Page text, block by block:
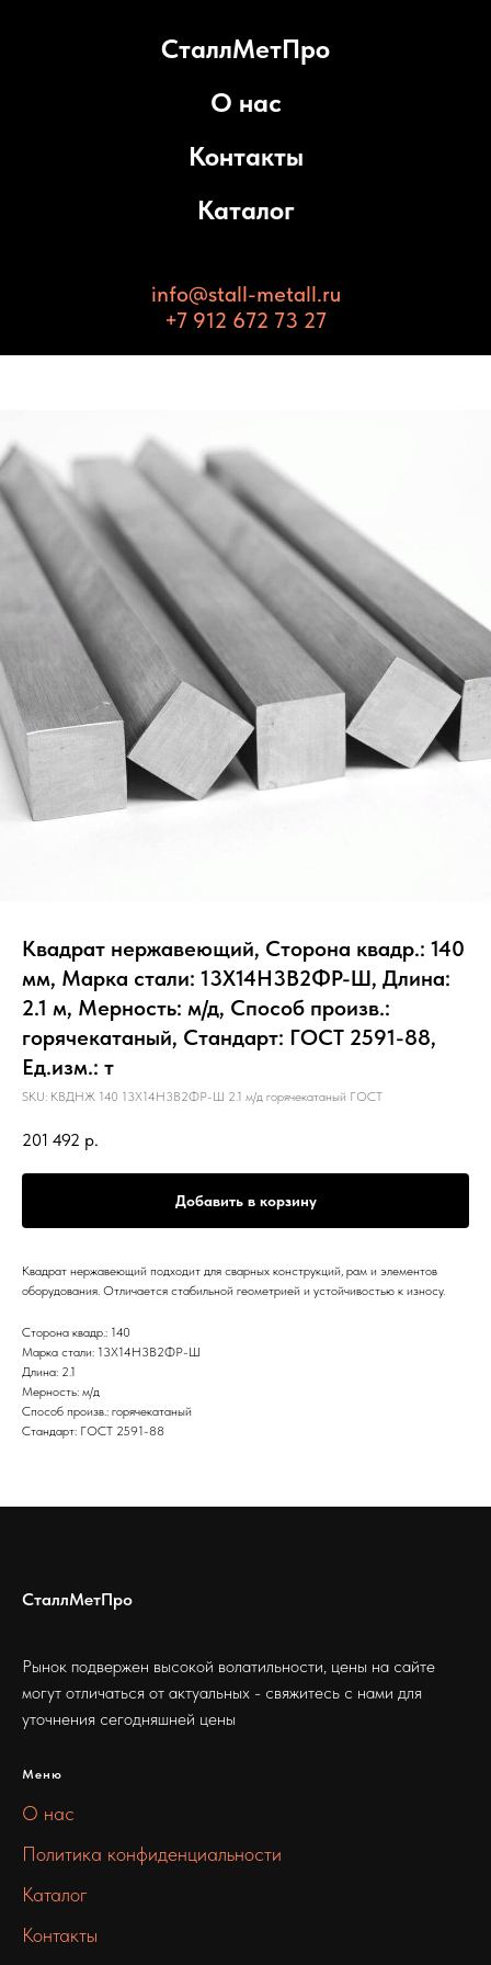
СталлМетПро
О нас
Контакты
Каталог
info@stall-metall.ru
+7 912 672 73 27
Квадрат нержавеющий, Сторона квадр.: 140
мм, Марка стали: 13Х14Н3В2ФР-Ш, Длина:
2.1 м, Мерность: м/д, Способ произв.:
горячекатаный, Стандарт: ГОСТ 2591-88,
Ед.изм.: т
SKU: КВДНЖ 140 13Х14Н3В2ФР-Ш 2.1 м/д горячекатаный ГОСТ
201 492 р.
Добавить в корзину
Квадрат нержавеющий подходит для сварных конструкций, рам и элементов
оборудования. Отличается стабильной геометрией и устойчивостью к износу.
Сторона квадр.: 140
Марка стали: 13Х14Н3В2ФР-Ш
Длина: 2.1
Мерность: м/д
Способ произв.: горячекатаный
Стандарт: ГОСТ 2591-88
СталлМетПро
Рынок подвержен высокой волатильности, цены на сайте
могут отличаться от актуальных - свяжитесь с нами для
уточнения сегодняшней цены
Меню
О нас
Политика конфиденциальности
Каталог
Контакты